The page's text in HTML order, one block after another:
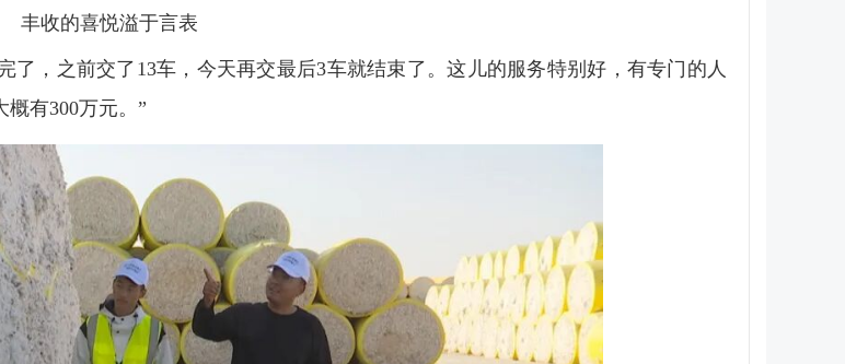
丰收的喜悦溢于言表
，之前交了13车，今天再交最后3车就结束了。这儿的服务特别好，有专门的人
有300万元。”